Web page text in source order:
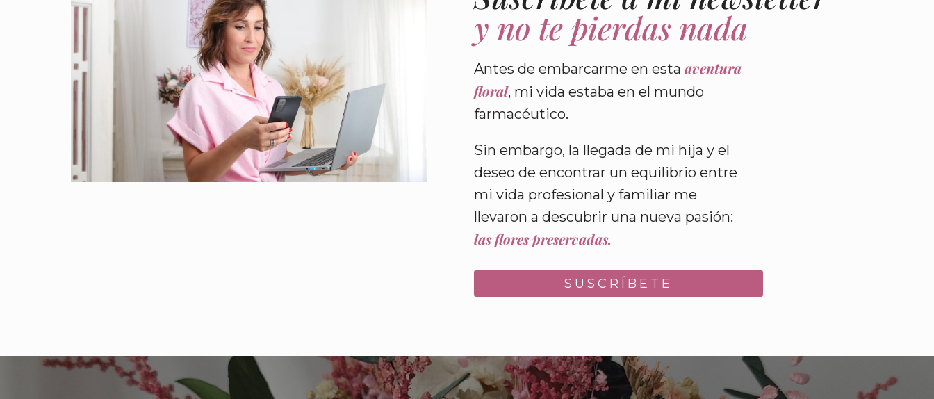
y no te pierdas nada
Antes de embarcarme en esta aventura
floral, mi vida estaba en el mundo
farmacéutico.
Sin embargo, la llegada de mi hija y el
deseo de encontrar un equilibrio entre
mi vida profesional y familiar me
llevaron a descubrir una nueva pasión:
las flores preservadas.
SUSCRÍBETE